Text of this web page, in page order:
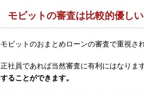
モビットの審査は比較的優しい
モビットのおまとめローンの審査で重視さ
正社員であれば当然審査に有利にはなります
することができます。